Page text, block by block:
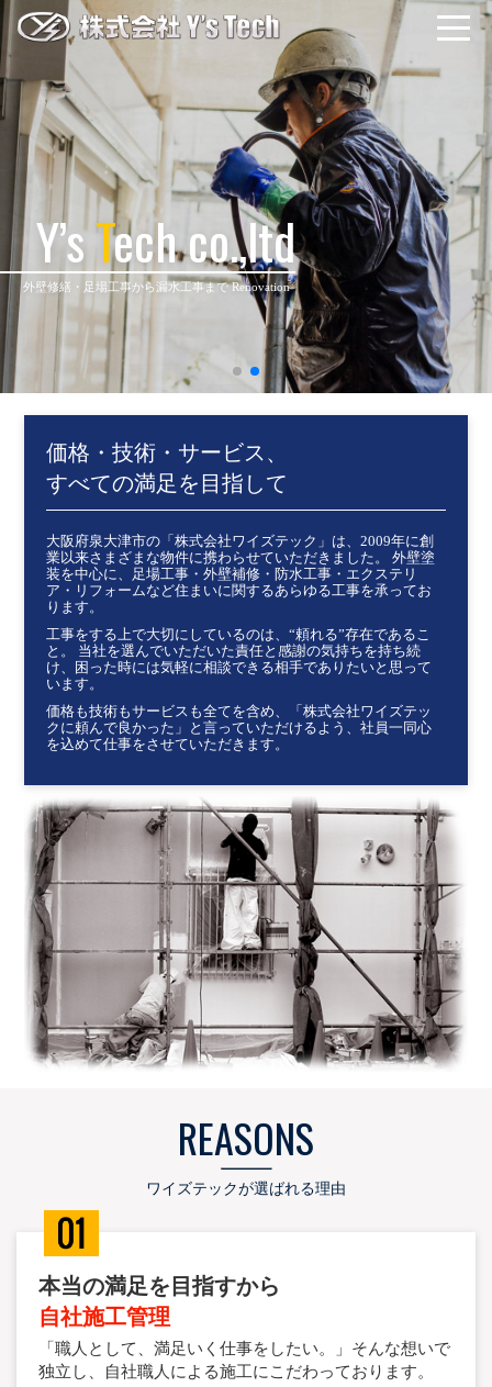
Y’sTech co.,ltd
外壁修繕・足場工事から漏水工事まで Renovation
価格・技術・サービス、
すべての満足を目指して
大阪府泉大津市の「株式会社ワイズテック」は、2009年に創
業以来さまざまな物件に携わらせていただきました。 外壁塗
装を中心に、足場工事・外壁補修・防水工事・エクステリ
ア・リフォームなど住まいに関するあらゆる工事を承ってお
ります。
工事をする上で大切にしているのは、“頼れる”存在であるこ
と。 当社を選んでいただいた責任と感謝の気持ちを持ち続
け、困った時には気軽に相談できる相手でありたいと思って
います。
価格も技術もサービスも全てを含め、「株式会社ワイズテッ
クに頼んで良かった」と言っていただけるよう、社員一同心
を込めて仕事をさせていただきます。
REASONS
ワイズテックが選ばれる理由
本当の満足を目指すから
自社施工管理
「職人として、満足いく仕事をしたい。」そんな想いで
独立し、自社職人による施工にこだわっております。